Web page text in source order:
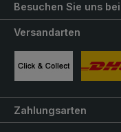
Besuchen Sie uns bei
Versandarten
Zahlungsarten